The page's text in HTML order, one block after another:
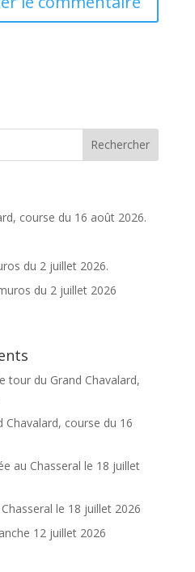
course du 16 août 2026.
du 2 juillet 2026.
du 2 juillet 2026
tour du Grand Chavalard,
Chavalard, course du 16
au Chasseral le 18 juillet
le 18 juillet 2026
12 juillet 2026